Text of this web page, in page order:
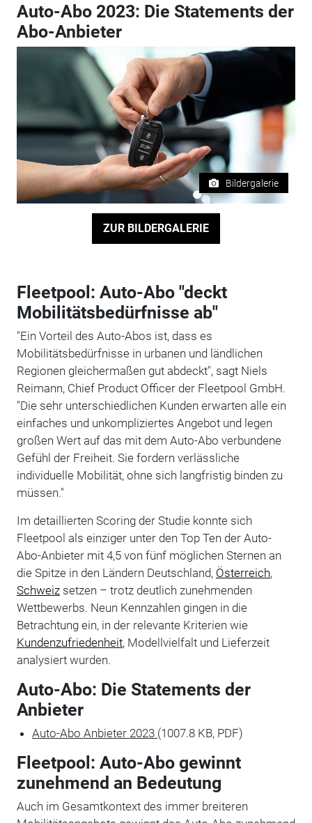
Auto-Abo 2023: Die Statements der
Abo-Anbieter
Bildergalerie
ZUR BILDERGALERIE
Fleetpool: Auto-Abo "deckt
Mobilitätsbedürfnisse ab"
"Ein Vorteil des Auto-Abos ist, dass es
Mobilitätsbedürfnisse in urbanen und ländlichen
Regionen gleichermaßen gut abdeckt", sagt Niels
Reimann, Chief Product Officer der Fleetpool GmbH.
"Die sehr unterschiedlichen Kunden erwarten alle ein
einfaches und unkompliziertes Angebot und legen
großen Wert auf das mit dem Auto-Abo verbundene
Gefühl der Freiheit. Sie fordern verlässliche
individuelle Mobilität, ohne sich langfristig binden zu
müssen."
Im detaillierten Scoring der Studie konnte sich
Fleetpool als einziger unter den Top Ten der Auto-
Abo-Anbieter mit 4,5 von fünf möglichen Sternen an
die Spitze in den Ländern Deutschland, Österreich,
Schweizsetzen – trotz deutlich zunehmenden
Wettbewerbs. Neun Kennzahlen gingen in die
Betrachtung ein, in der relevante Kriterien wie
Kundenzufriedenheit, Modellvielfalt und Lieferzeit
analysiert wurden.
Auto-Abo: Die Statements der
Anbieter
Auto-Abo Anbieter 2023 (1007.8 KB, PDF)
Fleetpool: Auto-Abo gewinnt
zunehmend an Bedeutung
Auch im Gesamtkontext des immer breiteren